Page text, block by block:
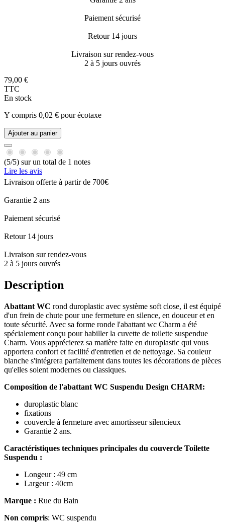
Paiement sécurisé
Retour 14 jours
Livraison sur rendez-vous
2 à 5 jours ouvrés
79,00 €
TTC
En stock
Y compris 0,02 € pour écotaxe
Ajouter au panier
(5/5) sur un total de 1 notes
Lire les avis
Livraison offerte à partir de 700€
Garantie 2 ans
Paiement sécurisé
Retour 14 jours
Livraison sur rendez-vous
2 à 5 jours ouvrés
Description
Abattant WC rond duroplastic avec système soft close, il est équipé
d'un frein de chute pour une fermeture en silence, en douceur et en
toute sécurité. Avec sa forme ronde l'abattant wc Charm a été
spécialement conçu pour habiller la cuvette de toilette suspendue
Charm. Vous apprécierez sa matière faite en duroplastic qui vous
apportera confort et facilité d'entretien et de nettoyage. Sa couleur
blanche s'intégrera parfaitement dans toutes les décorations de pièces
qu'elles soient modernes ou classiques.
Composition de l'abattant WC Suspendu Design CHARM:
duroplastic blanc
fixations
couvercle à fermeture avec amortisseur silencieux
Garantie 2 ans.
Caractéristiques techniques principales du couvercle Toilette
Suspendu :
Longeur : 49 cm
Largeur : 40cm
Marque : Rue du Bain
Non compris: WC suspendu